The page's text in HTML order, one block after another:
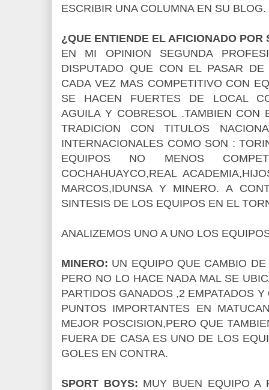
ESCRIBIR UNA COLUMNA EN SU BLOG.
¿QUE ENTIENDE EL AFICIONADO POR
EN MI OPINION SEGUNDA
DISPUTADO QUE CON EL PASAR
CADA VEZ MAS COMPETITIVO CON
SE HACEN FUERTES DE LOCAL
AGUILA Y COBRESOL .TAMBIEN CON
TRADICION CON TITULOS
INTERNACIONALES COMO SON :
EQUIPOS NO MENOS
COCHAHUAYCO,REAL
MARCOS,IDUNSA Y MINERO. A
SINTESIS DE LOS EQUIPOS EN EL
ANALIZEMOS UNO A UNO LOS
MINERO: UN EQUIPO QUE CAMBIO
PERO NO LO HACE NADA MAL SE
PARTIDOS GANADOS ,2 EMPATADOS
PUNTOS IMPORTANTES EN
MEJOR POSCISION,PERO QUE
FUERA DE CASA ES UNO DE LOS
GOLES EN CONTRA.
SPORT BOYS: MUY BUEN EQUIPO A